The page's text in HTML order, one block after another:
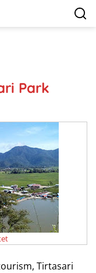
Park
Tirtasari